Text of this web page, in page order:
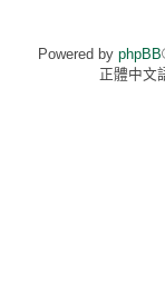
Powered by phpBB
正體中文